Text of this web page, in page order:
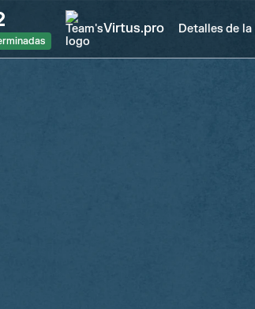
Virtus.pro Detalles de